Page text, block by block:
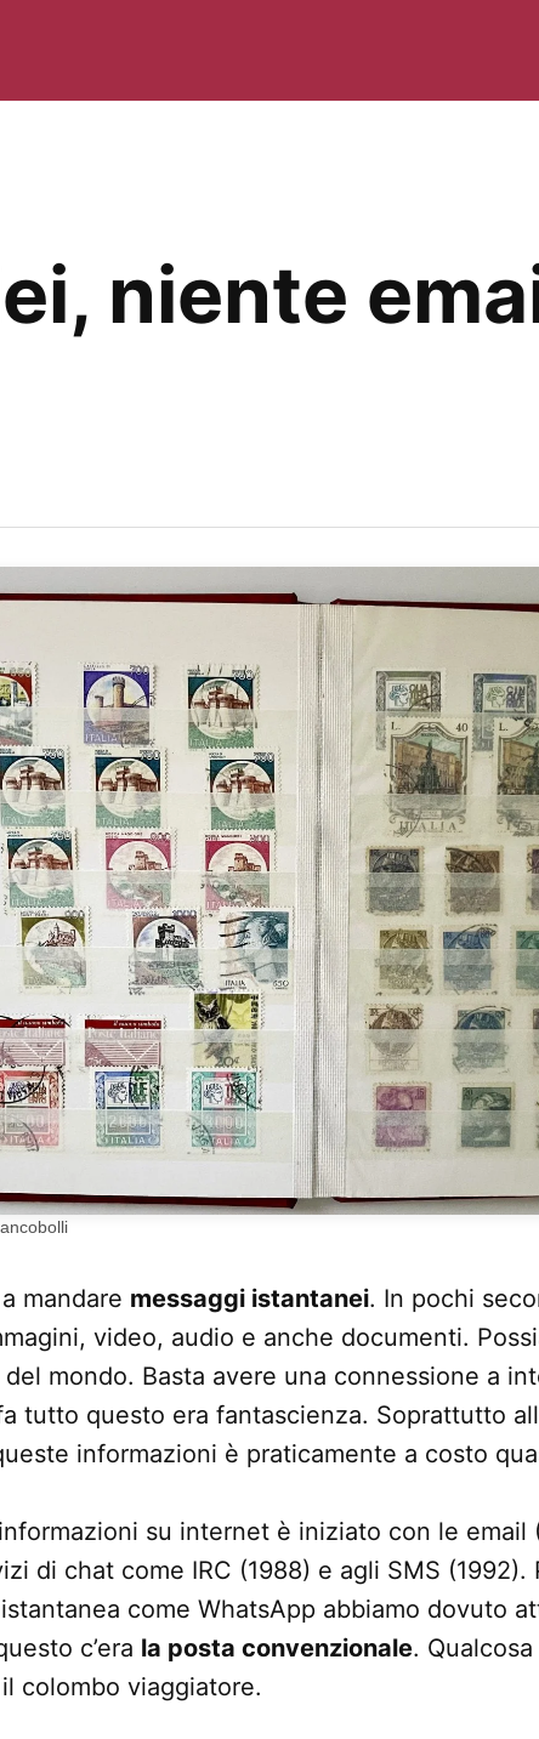
niente
mandare messaggi istantanei. In pochi
video, audio e anche documenti.
mondo. Basta avere una connessione a
tutto questo era fantascienza. Soprattutto
informazioni è praticamente a costo
su internet è iniziato con le email
di chat come IRC (1988) e agli SMS (1992).
come WhatsApp abbiamo dovuto
c’era la posta convenzionale.
colombo viaggiatore.